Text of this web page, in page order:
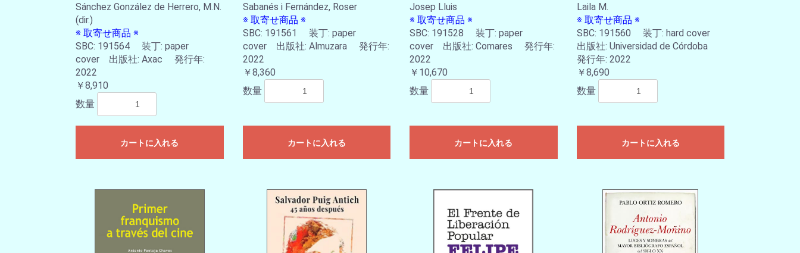
Sánchez González de Herrero, M.N.
(dir.)
※ 取寄せ商品 ※
SBC: 191564 装丁: paper
cover 出版社: Axac 発行年:
2022
￥8,910
数量
カートに入れる
Sabanés i Fernández, Roser
※ 取寄せ商品 ※
SBC: 191561 装丁: paper
cover 出版社: Almuzara 発行年:
2022
￥8,360
数量
カートに入れる
Josep Lluis
※ 取寄せ商品 ※
SBC: 191528 装丁: paper
cover 出版社: Comares 発行年:
2022
￥10,670
数量
カートに入れる
Laila M.
※ 取寄せ商品 ※
SBC: 191560 装丁: hard cover
出版社: Universidad de Córdoba
発行年: 2022
￥8,690
数量
カートに入れる